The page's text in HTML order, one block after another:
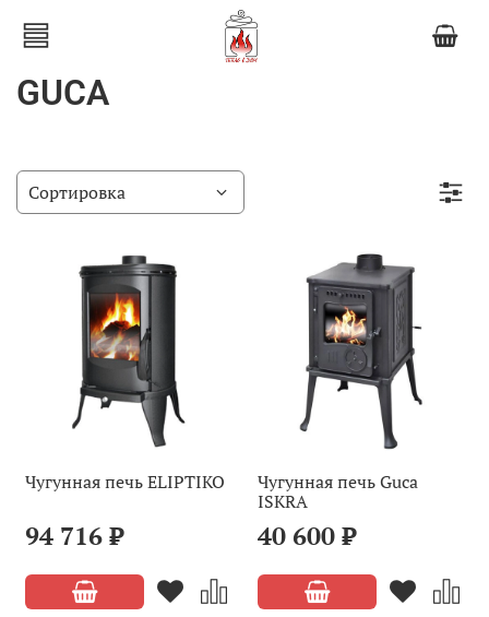
GUCA
Чугунная печь ELIPTIKO
94 716 ₽
Чугунная печь Guca
ISKRA
40 600 ₽